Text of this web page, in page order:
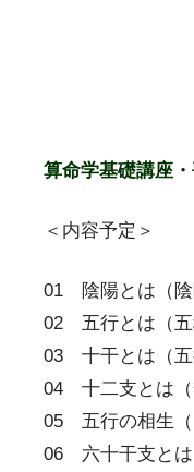
算命学基礎講座・
＜内容予定＞
01 陰陽とは（陰
02 五行とは（五
03 十干とは（五
04 十二支とは（
05 五行の相生（
06 六十干支とは